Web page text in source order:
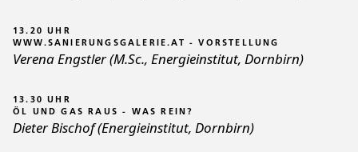
13.20 UHR
WWW.SANIERUNGSGALERIE.AT - VORSTELLUNG
Verena Engstler (M.Sc., Energieinstitut, Dornbirn)
13.30 UHR
ÖL UND GAS RAUS - WAS REIN?
Dieter Bischof (Energieinstitut, Dornbirn)